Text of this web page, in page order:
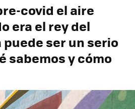
covid el aire
era el rey del
ser un serio
sabemos y cómo